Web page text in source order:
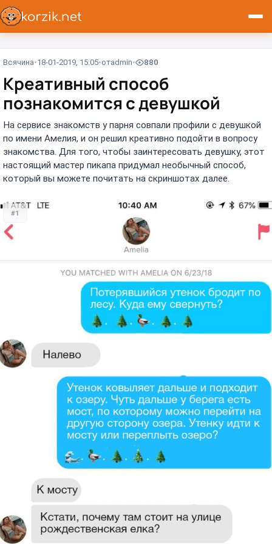
Всячина 18-01-2019, 15:05 отadmin 880
Креативный способ
познакомится с девушкой
На сервисе знакомств у парня совпали профили с девушкой
по имени Амелия, и он решил креативно подойти в вопросу
знакомства. Для того, чтобы заинтересовать девушку, этот
настоящий мастер пикапа придумал необычный способ,
который вы можете почитать на скриншотах далее.
#1